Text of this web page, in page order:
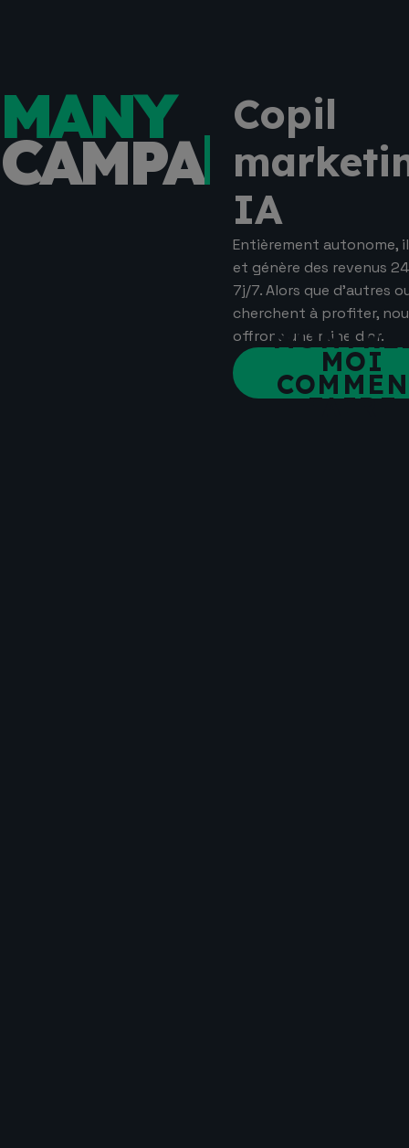
MANY
CAMPAIGNS
Copil
IA
Entièrement autonome,
et génère des revenus
7j/7. Alors que d’autres
cherchent à profiter,
offrons une mine d’or.
MOI
FAIRE